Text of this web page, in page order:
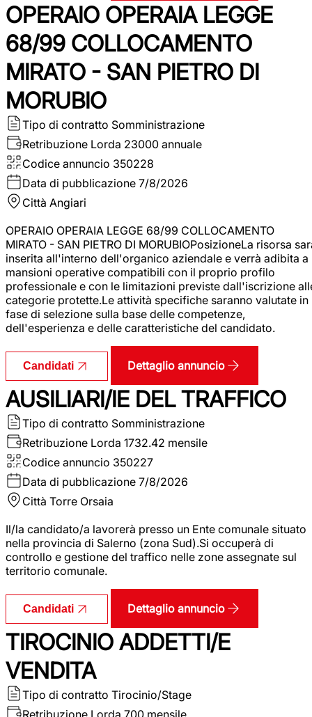
OPERAIO OPERAIA LEGGE
68/99 COLLOCAMENTO
MIRATO - SAN PIETRO DI
MORUBIO
Tipo di contratto Somministrazione
Retribuzione Lorda 23000 annuale
Codice annuncio 350228
Data di pubblicazione 7/8/2026
Città Angiari
OPERAIO OPERAIA LEGGE 68/99 COLLOCAMENTO
MIRATO - SAN PIETRO DI MORUBIOPosizioneLa risorsa
inserita all'interno dell'organico aziendale e verrà adibita a
mansioni operative compatibili con il proprio profilo
professionale e con le limitazioni previste dall'iscrizione
categorie protette.Le attività specifiche saranno valutate in
fase di selezione sulla base delle competenze,
dell'esperienza e delle caratteristiche del candidato.
Candidati Dettaglio annuncio
AUSILIARI/IE DEL TRAFFICO
Tipo di contratto Somministrazione
Retribuzione Lorda 1732.42 mensile
Codice annuncio 350227
Data di pubblicazione 7/8/2026
Città Torre Orsaia
Il/la candidato/a lavorerà presso un Ente comunale situato
nella provincia di Salerno (zona Sud).Si occuperà di
controllo e gestione del traffico nelle zone assegnate sul
territorio comunale.
Candidati Dettaglio annuncio
TIROCINIO ADDETTI/E
VENDITA
Tipo di contratto Tirocinio/Stage
Retribuzione Lorda 700 mensile